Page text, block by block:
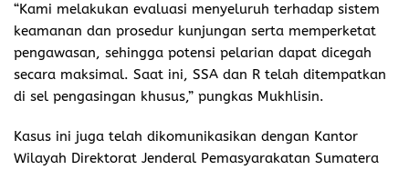
“Kami melakukan evaluasi menyeluruh terhadap sistem
keamanan dan prosedur kunjungan serta memperketat
pengawasan, sehingga potensi pelarian dapat dicegah
secara maksimal. Saat ini, SSA dan R telah ditempatkan
di sel pengasingan khusus,” pungkas Mukhlisin.
Kasus ini juga telah dikomunikasikan dengan Kantor
Wilayah Direktorat Jenderal Pemasyarakatan Sumatera